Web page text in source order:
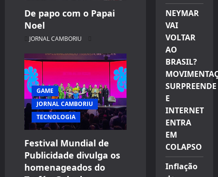
De papo com o Papai
Noel
JORNAL CAMBORIU
GAME
JORNAL CAMBORIU
TECNOLOGIA
Festival Mundial de
Publicidade divulga os
homenageados do
NEYMAR
VAI
VOLTAR
AO
BRASIL?
SURPREENDE
E
INTERNET
ENTRA
EM
COLAPSO
Inflação